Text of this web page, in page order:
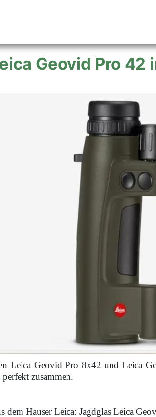
Geovid Pro 42
Leica Geovid Pro 8x42 und Leica
zusammen.
dem Hauser Leica: Jagdglas Leica